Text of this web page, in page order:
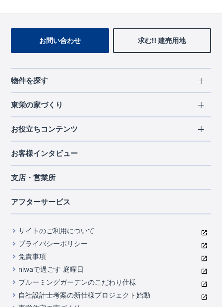
お問い合わせ 求む!! 建売用地
物件を探す
エリアから探す
北海道・東北
北海道
宮城県
千葉県
中部
山梨県
静岡県
滋賀県
京都府
中国・四国
岡山県
広島県
九州・沖縄
東栄の家づくり
長期優良住宅
住宅性能評価書
ブルーミングガーデンは地震につよい<建物編>
室内空間を快適に保つ断熱性能
コストパフォーマンスに自信
充実のアフターサポート
第三者評価によるお墨付き
家づくりのプロにも選ばれるブルーミングガーデン
住んでみるとじわじわ伝わる暮らしやすさへのこだわり
お役立ちコンテンツ
ご契約までの道のり
現地見学ガイド
ご紹介制度のご案内
東栄INDEX（用語集）
お客様インタビュー
支店・営業所
アフターサービス
サイトのご利用について
プライバシーポリシー
免責事項
niwaで過ごす 庭曜日
ブルーミングガーデンのこだわり仕様
自社設計士考案の新仕様プロジェクト始動